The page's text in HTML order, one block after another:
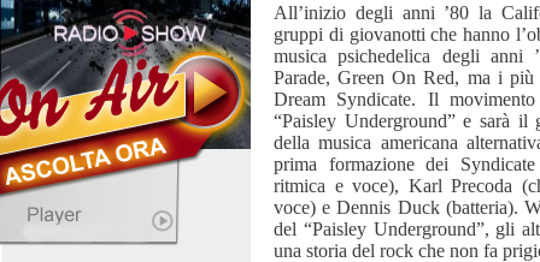
All’inizio degli anni ’80 la
gruppi di giovanotti che hanno
musica psichedelica degli anni
Parade, Green On Red, ma i
Dream Syndicate. Il
“Paisley Underground” e sarà il
della musica americana
prima formazione dei
ritmica e voce), Karl Precoda
voce) e Dennis Duck (batteria).
del “Paisley Underground”, gli
una storia del rock che non fa